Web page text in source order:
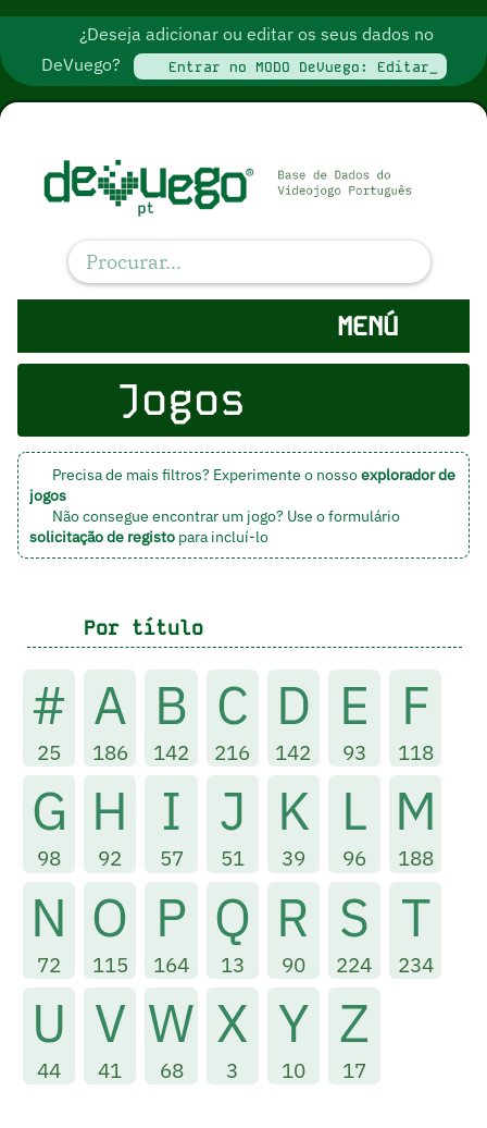
¿Deseja adicionar ou editar os seus dados no
DeVuego?
Entrar no MODO DeVuego: Editar_
MENÚ
Jogos
Precisa de mais filtros? Experimente o nossoexplorador de
jogos
Não consegue encontrar um jogo? Use o formulário
solicitação de registopara incluí-lo
Por título
#
25
A
186
B
142
C
216
D
142
E
93
F
118
G
98
H
92
I
57
J
51
K
39
L
96
M
188
N
72
O
115
P
164
Q
13
R
90
S
224
T
234
U
44
V
41
W
68
X
3
Y
10
Z
17